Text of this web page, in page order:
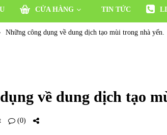
CỬA HÀNG TIN TỨC
Những công dụng về dung dịch tạo mùi trong nhà yến.
về dung dịch tạo
(0)